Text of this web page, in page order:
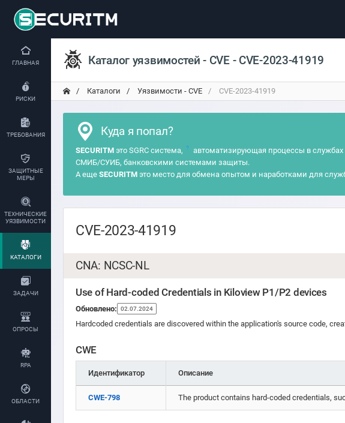
ГЛАВНАЯ
РИСКИ
ТРЕБОВАНИЯ
ЗАЩИТНЫЕ
МЕРЫ
ТЕХНИЧЕСКИЕ
УЯЗВИМОСТИ
КАТАЛОГИ
ЗАДАЧИ
ОПРОСЫ
RPA
ОБЛАСТИ
Каталог уязвимостей - CVE - CVE-2023-41919
Каталоги Уязвимости - CVE CVE-2023-41919
Куда я попал?
SECURITM это SGRC система, ? автоматизирующая процессы в
СМИБ/СУИБ, банковскими системами защиты.
А еще SECURITM это место для обмена опытом и наработками для
CVE-2023-41919
CNA: NCSC-NL
Use of Hard-coded Credentials in Kiloview P1/P2 devices
Обновлено: 02.07.2024
Hardcoded credentials are discovered within the application's source code,
CWE
Идентификатор Описание
CWE-798 The product contains hard-coded credentials,